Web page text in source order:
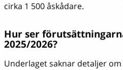
cirka 1 500 åskådare.
Hur ser
2025/2026?
Underlaget saknar detaljer